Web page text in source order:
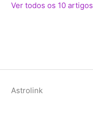
Ver todos os 10 artigos
Astrolink